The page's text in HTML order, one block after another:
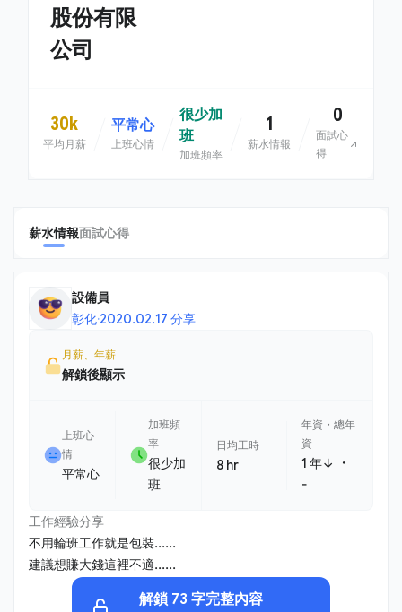
股份有限
公司
30k
平均月薪
平常心
上班心情
很少加
班
加班頻率
1
薪水情報
0
面試心
得
薪水情報面試心得
設備員
彰化·2020.02.17 分享
月薪、年薪
解鎖後顯示
上班心
情
平常心
加班頻
率
很少加
班
日均工時
8 hr
年資・總年
資
1 年↓ ・
-
工作經驗分享
不用輪班工作就是包裝......
建議想賺大錢這裡不適......
解鎖 73 字完整內容